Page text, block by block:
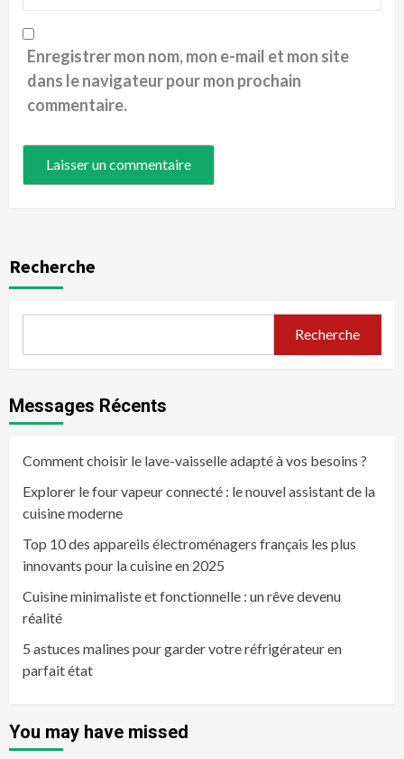
Enregistrer mon nom, mon e-mail et mon site
dans le navigateur pour mon prochain
commentaire.
Recherche
Recherche
Messages Récents
Comment choisir le lave-vaisselle adapté à vos besoins ?
Explorer le four vapeur connecté : le nouvel assistant de la
cuisine moderne
Top 10 des appareils électroménagers français les plus
innovants pour la cuisine en 2025
Cuisine minimaliste et fonctionnelle : un rêve devenu
réalité
5 astuces malines pour garder votre réfrigérateur en
parfait état
You may have missed